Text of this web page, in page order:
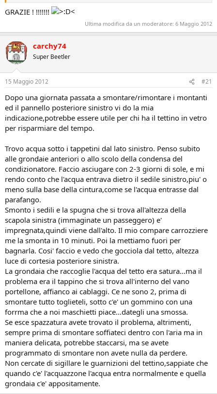
GRAZIE ! !!!!!!!
Ultima modifica da un moderatore: 6 Maggio 2012
carchy74
Super Beetler
15 Maggio 2012 #21
Dopo una giornata passata a smontare/rimontare i montanti
ed il pannello posteriore sinistro vi do la mia
indicazione,potrebbe essere utile per chi ha il tettino in vetro
per risparmiare del tempo.
Trovo acqua sotto i tappetini dal lato sinistro. Penso subito
alle grondaie anteriori o allo scolo della condensa del
condizionatore. Faccio asciugare con 2-3 giorni di sole, e mi
rendo conto che l'acqua entrava dietro il sedile sinistro,piu' o
meno sulla base della cintura,come se l'acqua entrasse dal
parafango.
Smonto i sedili e la spugna che si trova all'altezza della
scapola sinistra (immaginate un passeggero) e'
impregnata,quindi viene dall'alto. Il mio compare carrozziere
me la smonta in 10 minuti. Poi la mettiamo fuori per
bagnarla. Cosi' faccio e vedo che gocciola dal tetto, altezza
luce di cortesia posteriore sinistra.
La grondaia che raccoglie l'acqua del tetto era satura...ma il
problema era il tappino che si trova all'interno del vano
portellone, affianco ai cablaggi. Ce ne sono 2, prima di
smontare tutto toglieteli, sotto c'e' un gommino con una
forrma che a noi maschietti piace...dategli una smossa.
Se esce spazzatura avete trovato il problema, altrimenti,
sempre prima di smontare soffiateci dentro con l'aria ma in
maniera delicata, potrebbe staccarsi, ma se avete
programmato di smontare non avete nulla da perdere.
Non cercate di sigillare le guarnizioni del tettino,sappiate che
quando c'e' l'acquazzone l'acqua entra normalmente e quella
grondaia c'e' appositamente.